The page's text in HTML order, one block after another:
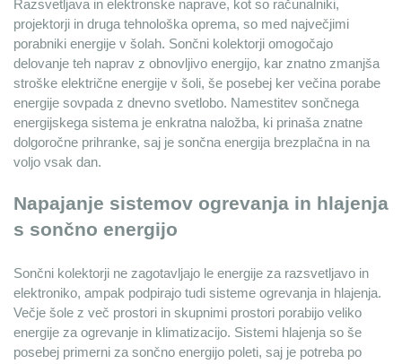
Razsvetljava in elektronske naprave, kot so računalniki,
projektorji in druga tehnološka oprema, so med največjimi
porabniki energije v šolah. Sončni kolektorji omogočajo
delovanje teh naprav z obnovljivo energijo, kar znatno zmanjša
stroške električne energije v šoli, še posebej ker večina porabe
energije sovpada z dnevno svetlobo. Namestitev sončnega
energijskega sistema je enkratna naložba, ki prinaša znatne
dolgoročne prihranke, saj je sončna energija brezplačna in na
voljo vsak dan.
Napajanje sistemov ogrevanja in hlajenja
s sončno energijo
Sončni kolektorji ne zagotavljajo le energije za razsvetljavo in
elektroniko, ampak podpirajo tudi sisteme ogrevanja in hlajenja.
Večje šole z več prostori in skupnimi prostori porabijo veliko
energije za ogrevanje in klimatizacijo. Sistemi hlajenja so še
posebej primerni za sončno energijo poleti, saj je potreba po